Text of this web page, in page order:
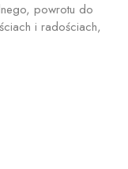
powrotu do
i radościach,